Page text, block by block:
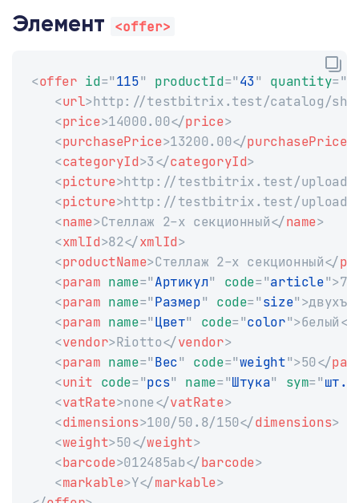
Элемент <offer>
<offer id=" 115" productId=" 43" quantity="
<url>http://testbitrix.test/catalog/
<price>14000.00</price>
<purchasePrice>13200.00</purchasePrice
<categoryId>3 </categoryId>
<picture>http://testbitrix.test/upload/
<picture>http://testbitrix.test/upload/
<name>Стеллаж 2-х секционный</name>
<xmlId>82</xmlId>
<productName>Стеллаж 2-х секционный</
<param name=" Артикул" code="article">
<param name=" Размер" code=" size" >
<param name=" Цвет" code="color">белый </
<vendor>Riotto</vendor>
<param name=" Вес" code="weight">50</
<unit code="pcs" name="Штука" sym=" шт.
<vatRate>none </vatRate>
<dimensions>100/50.8/150</dimensions>
<weight>50</weight>
<barcode>012485ab</barcode>
<markable>Y</markable>